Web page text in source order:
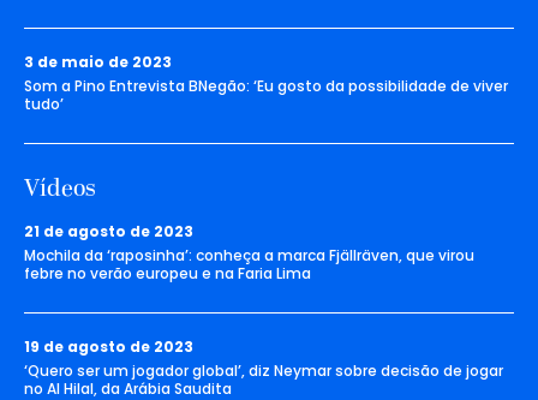
3 de maio de 2023
Som a Pino Entrevista BNegão: ‘Eu gosto da possibilidade de viver
tudo’
Vídeos
21 de agosto de 2023
Mochila da ‘raposinha’: conheça a marca Fjällräven, que virou
febre no verão europeu e na Faria Lima
19 de agosto de 2023
‘Quero ser um jogador global’, diz Neymar sobre decisão de jogar
no Al Hilal, da Arábia Saudita